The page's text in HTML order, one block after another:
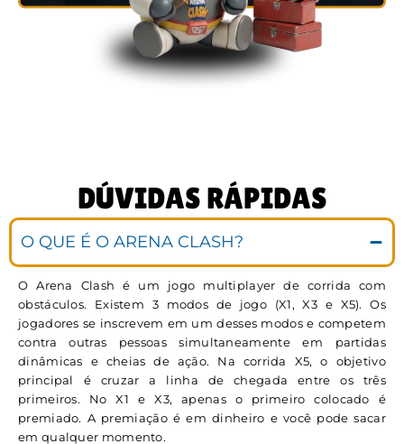
DÚVIDAS RÁPIDAS
O QUE É O ARENA CLASH?
O Arena Clash é um jogo multiplayer de corrida com
obstáculos. Existem 3 modos de jogo (X1, X3 e X5). Os
jogadores se inscrevem em um desses modos e competem
contra outras pessoas simultaneamente em partidas
dinâmicas e cheias de ação. Na corrida X5, o objetivo
principal é cruzar a linha de chegada entre os três
primeiros. No X1 e X3, apenas o primeiro colocado é
premiado. A premiação é em dinheiro e você pode sacar
em qualquer momento.